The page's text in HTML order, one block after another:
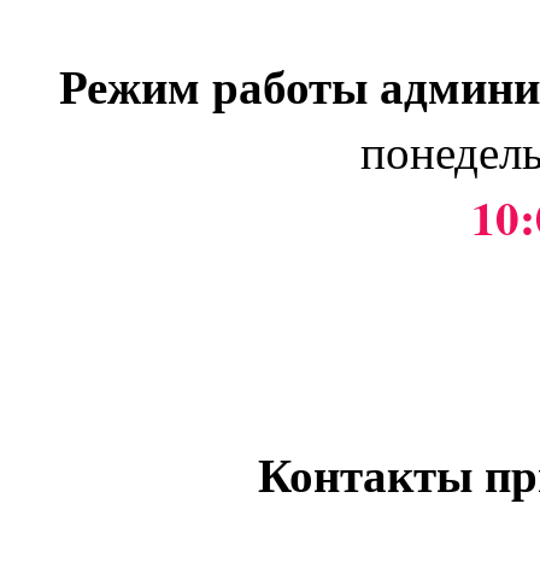
Режим работы
Контакты